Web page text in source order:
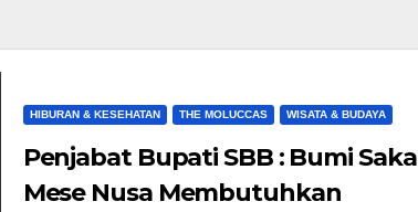
HIBURAN & KESEHATAN THE MOLUCCAS WISATA & BUDAYA
Penjabat Bupati SBB : Bumi Saka
Mese Nusa Membutuhkan